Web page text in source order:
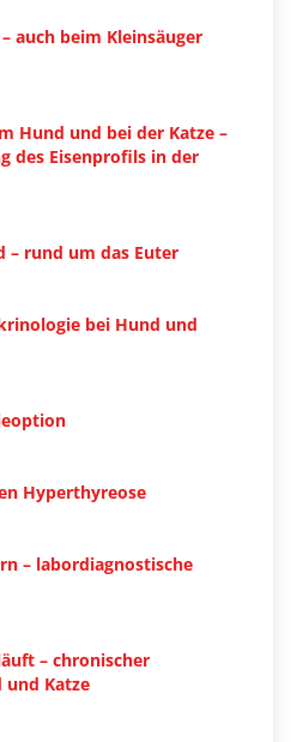
auch beim Kleinsäuger
Hund und bei der Katze –
des Eisenprofils in der
– rund um das Euter
bei Hund und
Hyperthyreose
– labordiagnostische
– chronischer
und Katze